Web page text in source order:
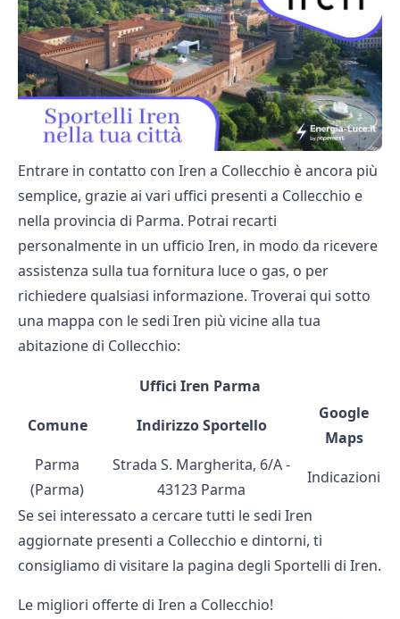
Entrare in contatto con Iren a Collecchio è ancora più
semplice, grazie ai vari uffici presenti a Collecchio e
nella provincia di Parma. Potrai recarti
personalmente in un ufficio Iren, in modo da ricevere
assistenza sulla tua fornitura luce o gas, o per
richiedere qualsiasi informazione. Troverai qui sotto
una mappa con le sedi Iren più vicine alla tua
abitazione di Collecchio:
Uffici Iren Parma
Comune
Indirizzo Sportello
Google
Maps
Parma
(Parma)
Strada S. Margherita, 6/A -
43123 Parma
Indicazioni
Se sei interessato a cercare tutti le sedi Iren
aggiornate presenti a Collecchio e dintorni, ti
consigliamo di visitare la pagina degli Sportelli di Iren.
Le migliori offerte di Iren a Collecchio!